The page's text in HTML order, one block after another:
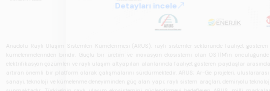
Detayları incele
Anadolu Raylı Ulaşım Sistemleri Kümelenmesi (ARUS), raylı sistemler sektöründe faaliyet
kümelenmelerinden biridir. Güçlü bir üretim ve inovasyon ekosistemi olan OSTİM'in
elektrifikasyon çözümleri ve raylı ulaşım altyapıları alanlarında faaliyet gösteren paydaşlar
artıran önemli bir platform olarak çalışmalarını sürdürmektedir. ARUS; Ar-Ge projeleri,
sanayi, teknoloji ve kümelenme deneyiminden güç alan yapı; raylı sistem araçları, demiryolu